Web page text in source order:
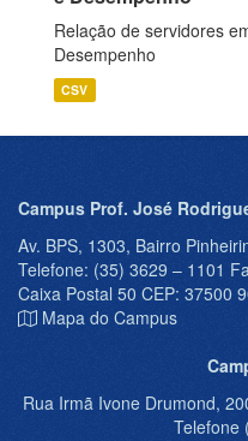
Relação de servidores
Desempenho
CSV
Campus Prof. José
Av. BPS, 1303, Bairro
Telefone: (35) 3629 – 1101
Caixa Postal 50 CEP: 37500
Mapa do Campus
Rua Irmã Ivone Drumond,
Telefone